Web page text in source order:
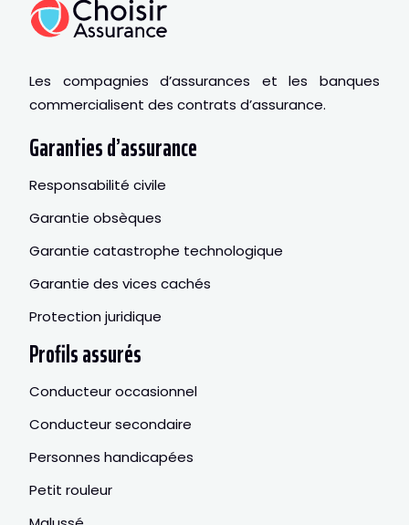
Les compagnies d’assurances et les banques
commercialisent des contrats d’assurance.
Garanties d’assurance
Responsabilité civile
Garantie obsèques
Garantie catastrophe technologique
Garantie des vices cachés
Protection juridique
Profils assurés
Conducteur occasionnel
Conducteur secondaire
Personnes handicapées
Petit rouleur